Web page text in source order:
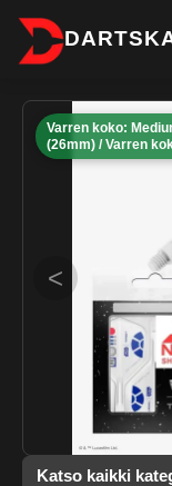
Varren koko:
(26mm) / Varren
<
Katso kaikki